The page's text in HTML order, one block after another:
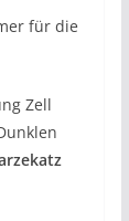
für die
Zell